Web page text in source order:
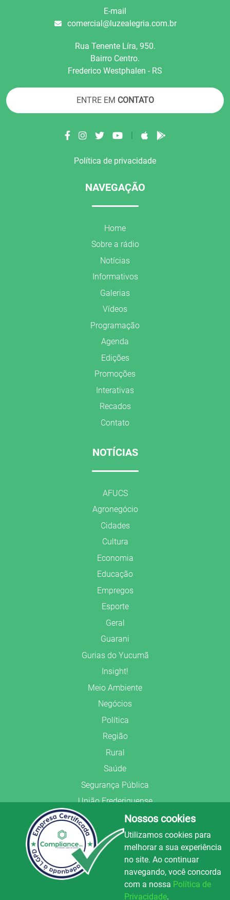
E-mail
comercial@luzealegria.com.br
Rua Tenente Líra, 950.
Bairro Centro.
Frederico Westphalen - RS
ENTRE EM CONTATO
|
Política de privacidade
NAVEGAÇÃO
Home
Sobre a rádio
Notícias
Informativos
Galerias
Vídeos
Programação
Agenda
Edições
Promoções
Interativas
Recados
Contato
NOTÍCIAS
AFUCS
Agronegócio
Cidades
Cultura
Economia
Educação
Empregos
Esporte
Geral
Guarani
Gurias do Yucumã
Insight!
Meio Ambiente
Negócios
Política
Região
Rural
Saúde
Segurança Pública
União Frederiquense
© Copyright 2022.LA+.
Todos os direitos reservados.
Preparado no
Nossos cookies
Utilizamos cookies para
melhorar a sua experiência
no site. Ao continuar
navegando, você concorda
com a nossa Política de
Privacidade.